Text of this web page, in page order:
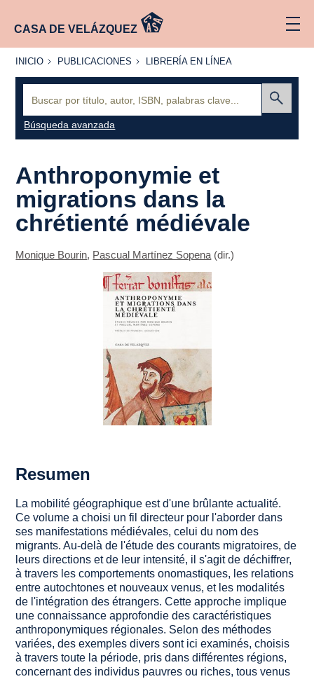
CASA DE VELÁZQUEZ
INICIO
INICIO PUBLICACIONES
PUBLICACIONES
LIBRERÍA
LÍNEA
LIBRERÍA EN LÍNEA
Búsqueda avanzada
Anthroponymie et
migrations dans la
chrétienté médiévale
Monique Bourin, Pascual Martínez Sopena (dir.)
Resumen
La mobilité géographique est d'une brûlante actualité.
Ce volume a choisi un fil directeur pour l'aborder dans
ses manifestations médiévales, celui du nom des
migrants. Au-delà de l'étude des courants migratoires, de
leurs directions et de leur intensité, il s'agit de déchiffrer,
à travers les comportements onomastiques, les relations
entre autochtones et nouveaux venus, et les modalités
de l'intégration des étrangers. Cette approche implique
une connaissance approfondie des caractéristiques
anthroponymiques régionales. Selon des méthodes
variées, des exemples divers sont ici examinés, choisis
à travers toute la période, pris dans différentes régions,
concernant des individus pauvres ou riches, tous venus